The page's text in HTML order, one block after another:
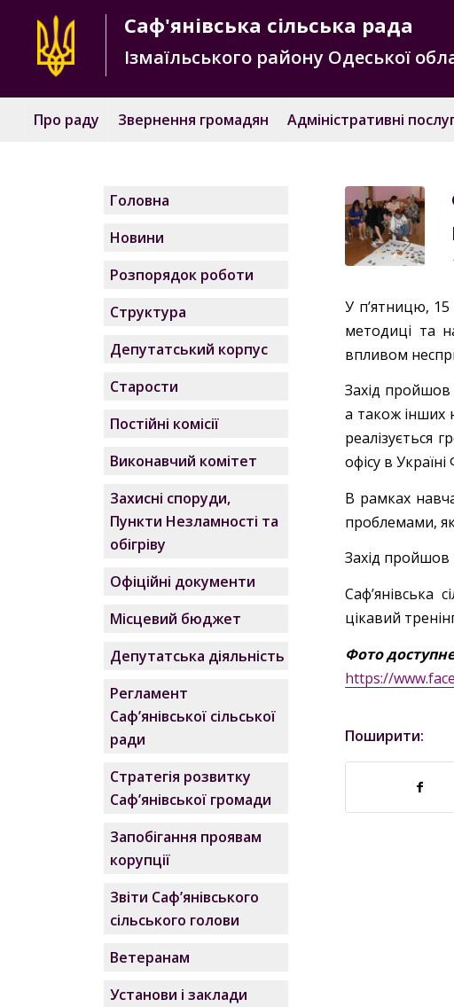
Саф'янівська сільська рада
Ізмаїльського району Одеської
Про раду Звернення громадян Адміністративні
У п’ятницю, 15
методиці та
впливом
Захід пройшов
а також інших
реалізується
офісу в
В рамках
проблемами,
Захід пройшов
Саф’янівська
цікавий
Фото
https://
Поширити:
Головна
Новини
Розпорядок роботи
Структура
Депутатський корпус
Старости
Постійні комісії
Виконавчий комітет
Захисні споруди,
Пункти Незламності та
обігріву
Офіційні документи
Місцевий бюджет
Депутатська діяльність
Регламент
Саф’янівської сільської
ради
Стратегія розвитку
Саф’янівської громади
Запобігання проявам
корупції
Звіти Саф’янівського
сільського голови
Ветеранам
Установи і заклади